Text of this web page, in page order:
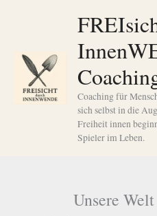
Coaching für
sich selbst in die
Freiheit innen
Spieler im Leben.
Unsere